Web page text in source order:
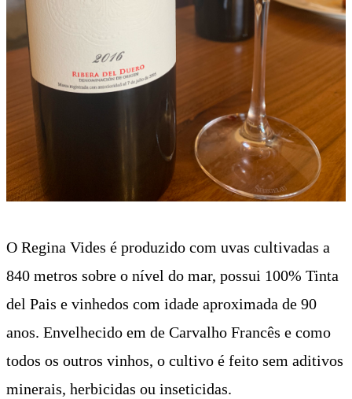
O Regina Vides é produzido com uvas cultivadas a
840 metros sobre o nível do mar, possui 100% Tinta
del Pais e vinhedos com idade aproximada de 90
anos. Envelhecido em de Carvalho Francês e como
todos os outros vinhos, o cultivo é feito sem aditivos
minerais, herbicidas ou inseticidas.